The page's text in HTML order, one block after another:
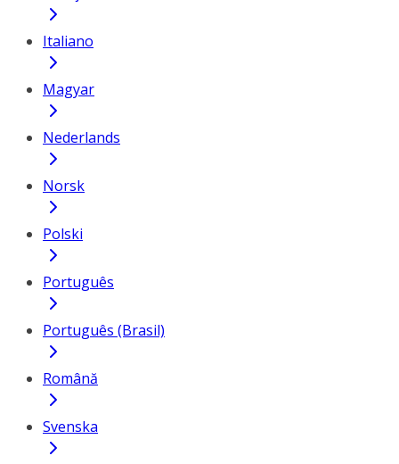
Italiano
Magyar
Nederlands
Norsk
Polski
Português
Português (Brasil)
Română
Svenska